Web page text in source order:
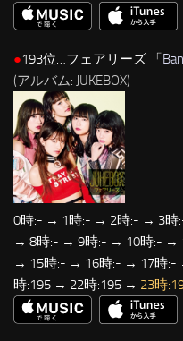
●193位…フェアリーズ 「
(アルバム: JUKEBOX)
0時:- → 1時:- → 2時:- → 3
→ 8時:- → 9時:- → 10時:- →
→ 15時:- → 16時:- → 17時
時:195 → 22時:195 → 23時